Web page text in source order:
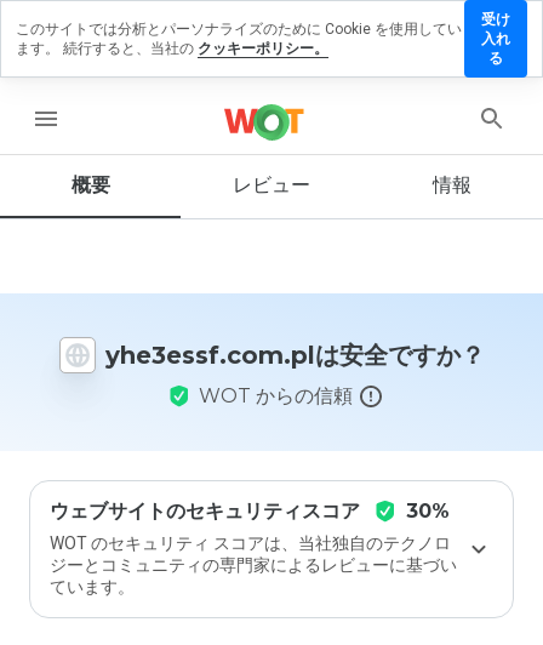
menu
概要 レビュー 情報
yhe3essf.com.plは安全ですか？
WOT からの信頼
ウェブサイトのセキュリティスコア 30%
WOT のセキュリティ スコアは、当社独自のテクノロ
ジーとコミュニティの専門家によるレビューに基づい
ています。
ューを残
この
イト
価し
ます
か？
このサイトでは分析とパーソナライズのために Cookie を使用してい
ます。 続行すると、当社の クッキーポリシー。
受け
入れ
る